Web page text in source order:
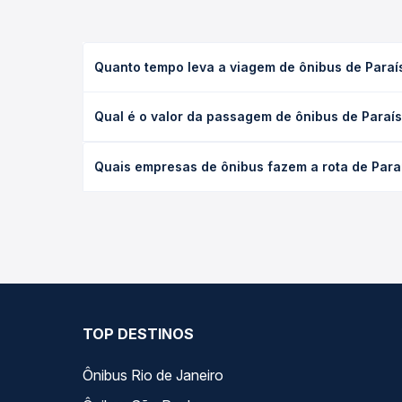
Quanto tempo leva a viagem de ônibus de
executivo ou leito) e as condições de tráfego. Na
Qual é o valor da passagem de ônibus de
de poltrona e a antecedência da compra. Na
Quais empresas de ônibus fazem a rota de
TOP DESTINOS
Ônibus Rio de Janeiro